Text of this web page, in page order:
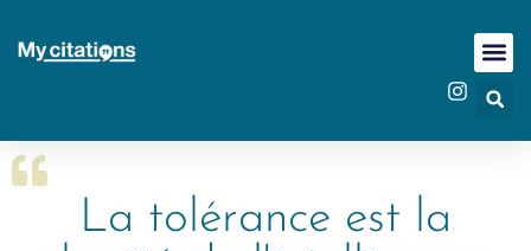
La tolérance est la